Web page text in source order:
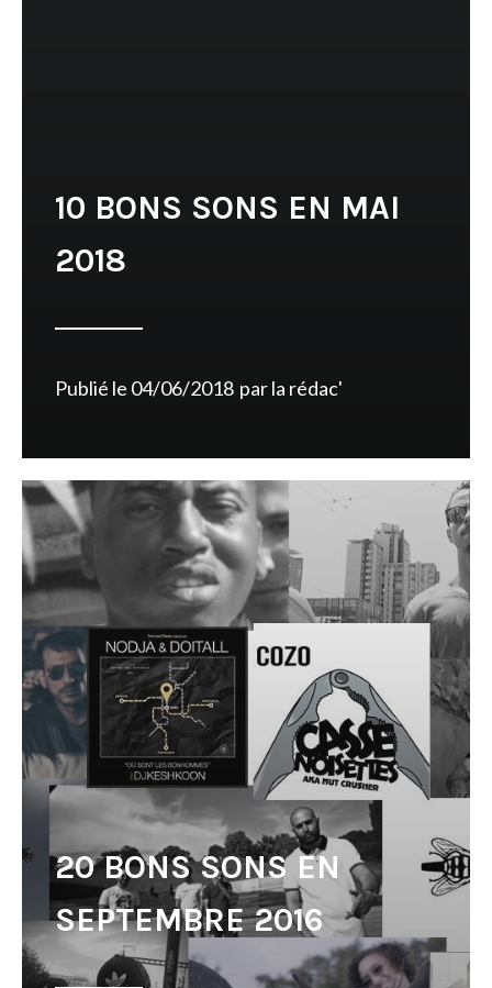
10 BONS SONS EN MAI
2018
Publié le 04/06/2018 parla rédac'
20 BONS SONS EN
SEPTEMBRE 2016